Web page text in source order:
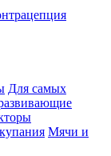
Для самых
Мячи и